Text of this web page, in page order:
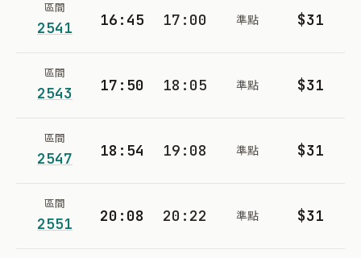
區間
2541 16:45 17:00 準點 $31
區間
2543 17:50 18:05 準點 $31
區間
2547 18:54 19:08 準點 $31
區間
2551 20:08 20:22 準點 $31